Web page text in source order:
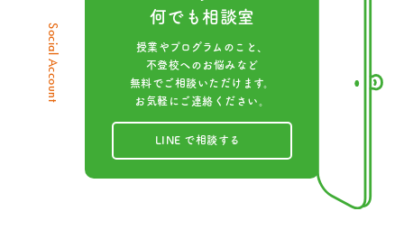
Social Account
何でも相談室
授業やプログラムのこと、
不登校へのお悩みなど
無料でご相談いただけます。
お気軽にご連絡ください。
LINE で相談する